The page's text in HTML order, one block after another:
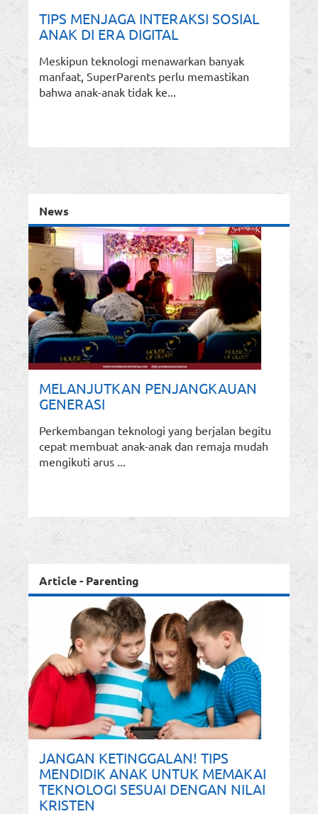
TIPS MENJAGA INTERAKSI SOSIAL
ANAK DI ERA DIGITAL
Meskipun teknologi menawarkan banyak
manfaat, SuperParents perlu memastikan
bahwa anak-anak tidak ke...
News
MELANJUTKAN PENJANGKAUAN
GENERASI
Perkembangan teknologi yang berjalan begitu
cepat membuat anak-anak dan remaja mudah
mengikuti arus ...
Article - Parenting
JANGAN KETINGGALAN! TIPS
MENDIDIK ANAK UNTUK MEMAKAI
TEKNOLOGI SESUAI DENGAN NILAI
KRISTEN